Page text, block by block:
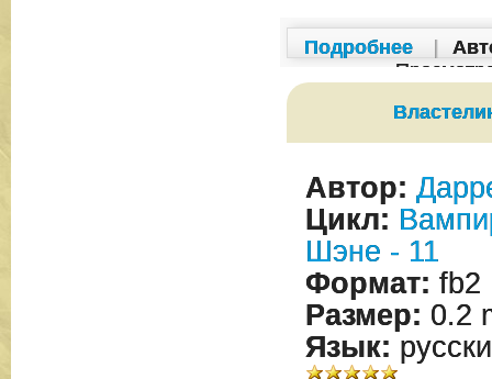
Подробнее
Автор:
Цикл:
Шэне - 11
Формат: fb2
Размер: 0.2
Язык: